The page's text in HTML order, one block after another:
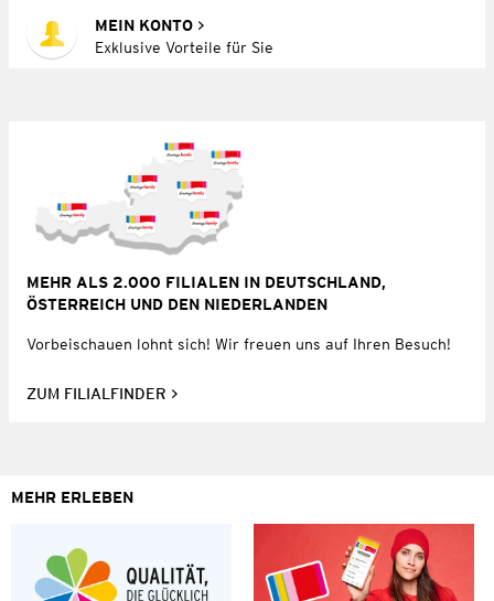
MEIN KONTO
Exklusive Vorteile für Sie
MEHR ALS 2.000 FILIALEN IN DEUTSCHLAND,
ÖSTERREICH UND DEN NIEDERLANDEN
Vorbeischauen lohnt sich! Wir freuen uns auf Ihren Besuch!
ZUM FILIALFINDER
MEHR ERLEBEN